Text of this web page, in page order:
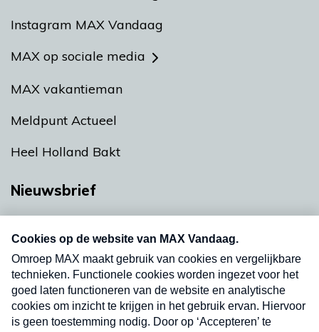
Instagram MAX Vandaag
MAX op sociale media
MAX vakantieman
Meldpunt Actueel
Heel Holland Bakt
Nieuwsbrief
nieuwsbrief. Elke vrijdag- en dinsdagochtend in
uw mailbox.
Verzend